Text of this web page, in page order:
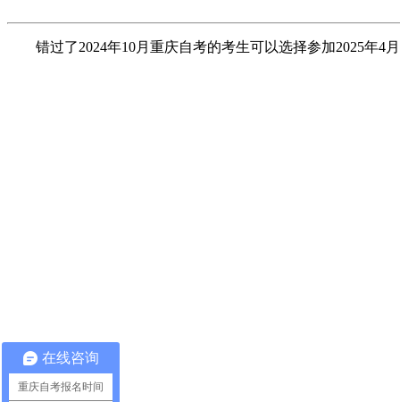
错过了2024年10月重庆自考的考生可以选择参加2025年4
在线咨询
重庆自考报名时间